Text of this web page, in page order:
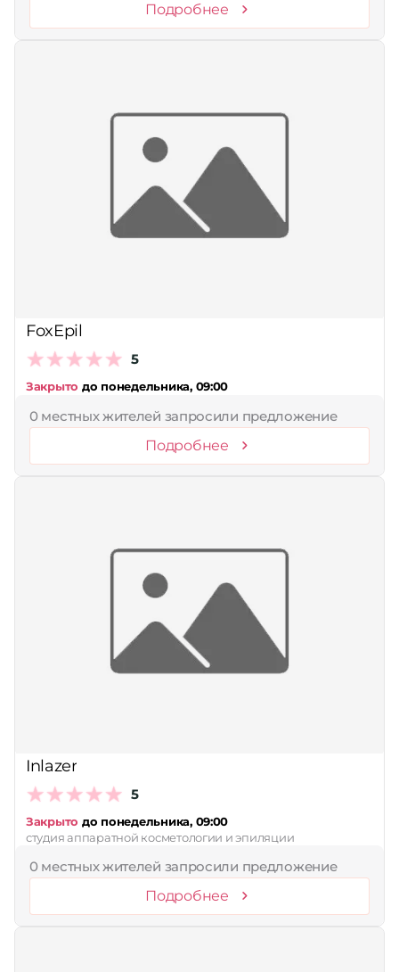
Подробнее
FoxEpil
5
Закрыто до понедельника, 09:00
0 местных жителей запросили предложение
Подробнее
Inlazer
5
Закрыто до понедельника, 09:00
студия аппаратной косметологии и эпиляции
0 местных жителей запросили предложение
Подробнее